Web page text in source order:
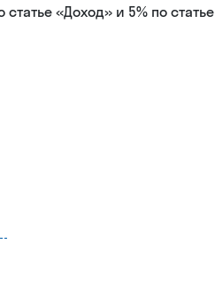
«Доход» и 5% по